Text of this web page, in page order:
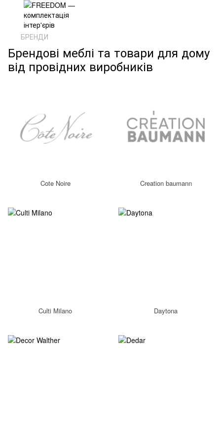
БРЕНДИ
Брендові меблі та товари для дому
від провідних виробників
Cote Noire Creation baumann
Culti Milano Daytona